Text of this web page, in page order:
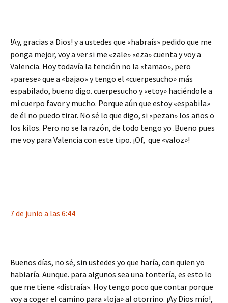
!Ay, gracias a Dios! y a ustedes que «habraís» pedido que me
ponga mejor, voy a ver si me «zale» «eza» cuenta y voy a
Valencia. Hoy todavía la tención no la «tamao», pero
«parese» que a «bajao» y tengo el «cuerpesucho» más
espabilado, bueno digo. cuerpesucho y «etoy» haciéndole a
mi cuerpo favor y mucho. Porque aún que estoy «espabila»
de él no puedo tirar. No sé lo que digo, si «pezan» los años o
los kilos. Pero no se la razón, de todo tengo yo .Bueno pues
me voy para Valencia con este tipo. ¡Of, que «valoz»!
7 de junio a las 6:44
Buenos días, no sé, sin ustedes yo que haría, con quien yo
hablaría. Aunque. para algunos sea una tontería, es esto lo
que me tiene «distraía». Hoy tengo poco que contar porque
voy a coger el camino para «loja» al otorrino. ¡Ay Dios mío!,